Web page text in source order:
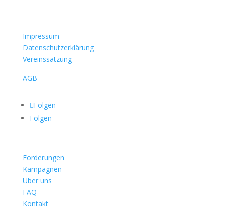
Impressum
Datenschutzerklärung
Vereinssatzung
AGB
Folgen
Folgen
Forderungen
Kampagnen
Über uns
FAQ
Kontakt